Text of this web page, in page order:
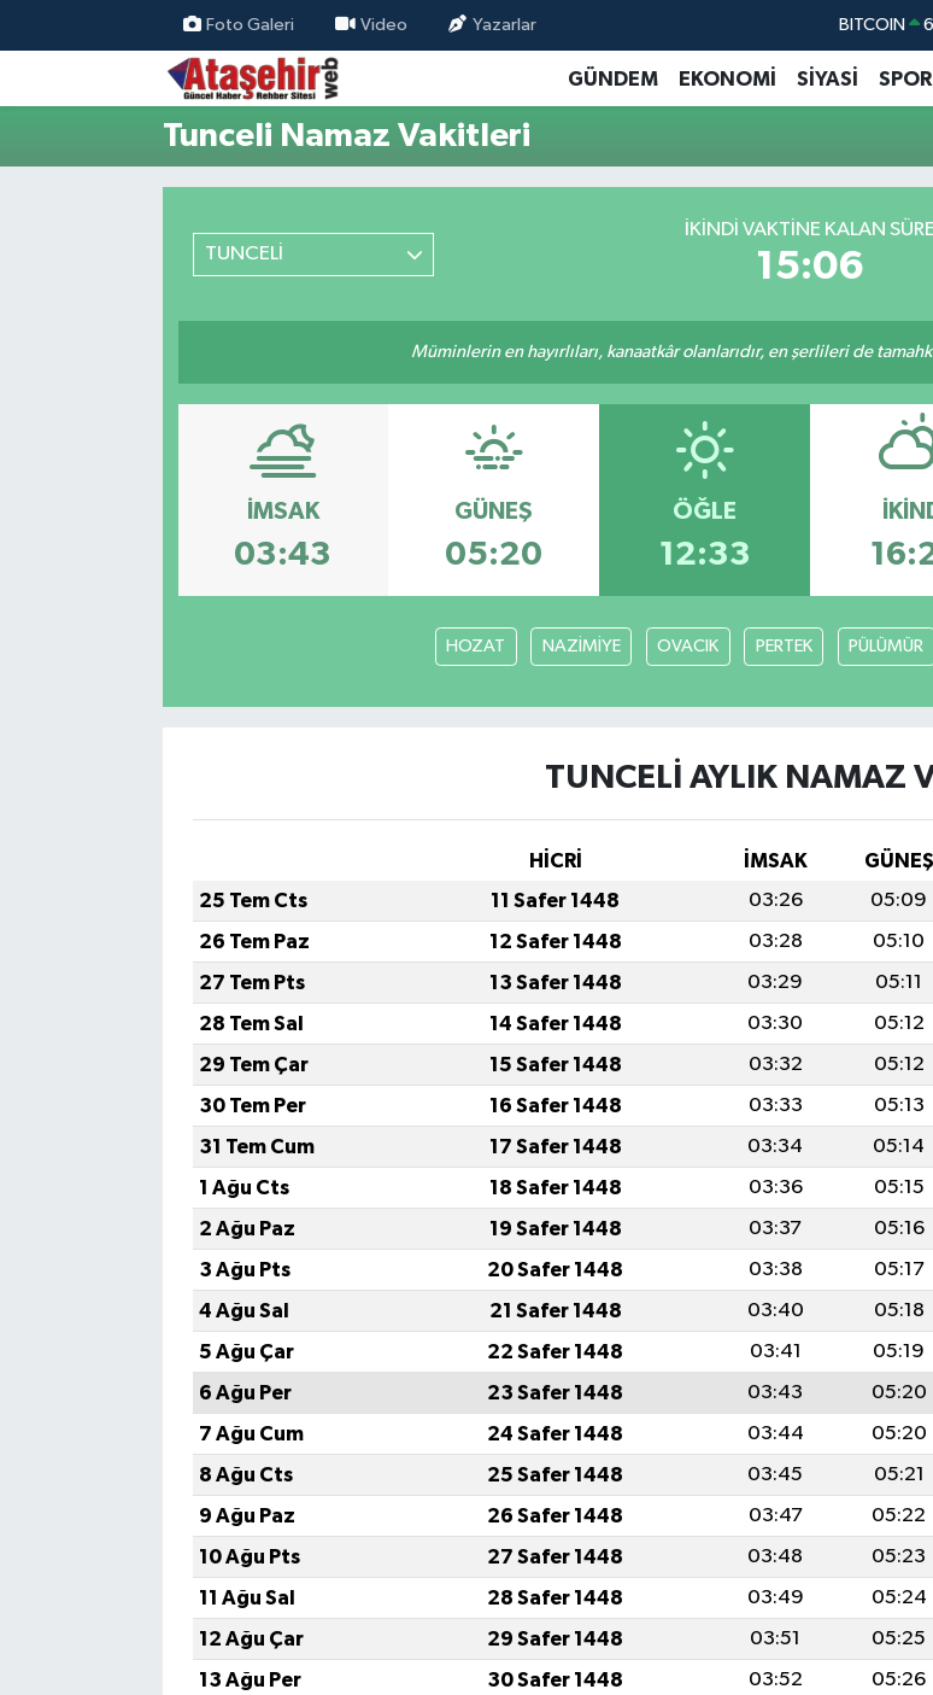
Foto Galeri Video Yazarlar BITCOIN
DOLAR
GÜNDEM EKONOMİ SİYASİ SPOR
Tunceli Namaz Vakitleri
TUNCELİ
İKINDI VAKTINE KALAN SÜRE
15:05
Müminlerin en hayırlıları, kanaatkâr olanlarıdır, en şerlileri de
İMSAK
03:43
GÜNEŞ
05:20
ÖĞLE
12:33
HOZAT NAZİMİYE OVACIK PERTEK PÜLÜMÜR
TUNCELİ AYLIK NAMAZ
HİCRİ İMSAK GÜNEŞ
25 Tem Cts
11 Safer 1448 03:26 05:09
26 Tem Paz
12 Safer 1448 03:28 05:10
27 Tem Pts
13 Safer 1448 03:29 05:11
28 Tem Sal
14 Safer 1448 03:30 05:12
29 Tem Çar
15 Safer 1448 03:32 05:12
30 Tem Per
16 Safer 1448 03:33 05:13
31 Tem Cum
17 Safer 1448 03:34 05:14
1 Ağu Cts
18 Safer 1448 03:36 05:15
2 Ağu Paz
19 Safer 1448 03:37 05:16
3 Ağu Pts
20 Safer 1448 03:38 05:17
4 Ağu Sal
21 Safer 1448 03:40 05:18
5 Ağu Çar
22 Safer 1448 03:41 05:19
6 Ağu Per
23 Safer 1448 03:43 05:20
7 Ağu Cum
24 Safer 1448 03:44 05:20
8 Ağu Cts
25 Safer 1448 03:45 05:21
9 Ağu Paz
26 Safer 1448 03:47 05:22
10 Ağu Pts
27 Safer 1448 03:48 05:23
11 Ağu Sal
28 Safer 1448 03:49 05:24
12 Ağu Çar
29 Safer 1448 03:51 05:25
13 Ağu Per
30 Safer 1448 03:52 05:26
Hava Durumu
Trafik Durumu
Tüm Manşetler